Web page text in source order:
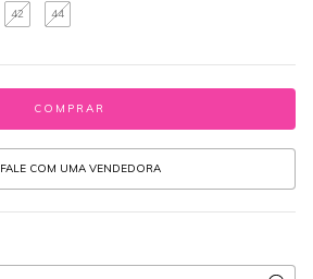
42 44
FALE COM UMA VENDEDORA
ALTERAR CEP